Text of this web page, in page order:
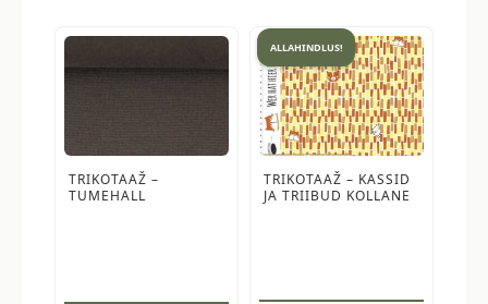
TRIKOTAAŽ –
TUMEHALL
ALLAHINDLUS!
TRIKOTAAŽ – KASSID
JA TRIIBUD KOLLANE